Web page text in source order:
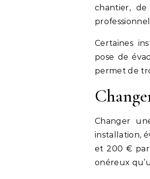
chantier,
Certaines
pose de
permet de
Changer
installation,
et 200 € par
onéreux